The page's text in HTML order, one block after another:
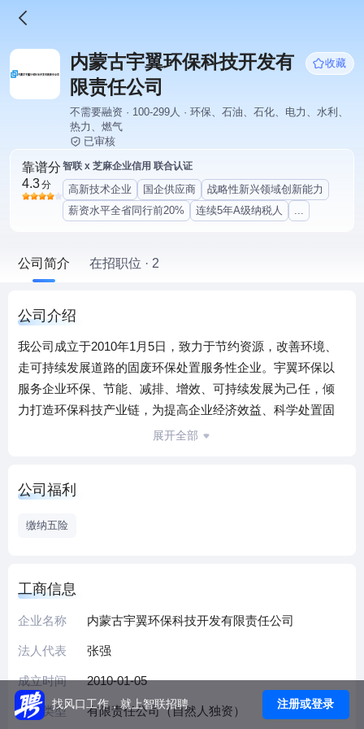
内蒙古宇翼环保科技开发有
限责任公司
收藏
不需要融资 · 100-299人 · 环保、石油、石化、电力、水利、
热力、燃气
已审核
靠谱分
4.3分
智联 x 芝麻企业信用 联合认证
高新技术企业 国企供应商
战略性新兴领域创新能力
薪资水平全省同行前20%
连续5年A级纳税人 ...
公司简介 在招职位 · 2
公司介绍
我公司成立于2010年1月5日，致力于节约资源，改善环境、
走可持续发展道路的固废环保处置服务性企业。宇翼环保以
服务企业环保、节能、减排、增效、可持续发展为己任，倾
力打造环保科技产业链，为提高企业经济效益、科学处置固
体废弃物、改善空气质量做出了很大贡献。
展开全部
公司福利
缴纳五险
工商信息
企业名称 内蒙古宇翼环保科技开发有限责任公司
法人代表 张强
成立时间 2010-01-05
企业类型 有限责任公司（自然人独资）
找风口工作，就上智联招聘 注册或登录